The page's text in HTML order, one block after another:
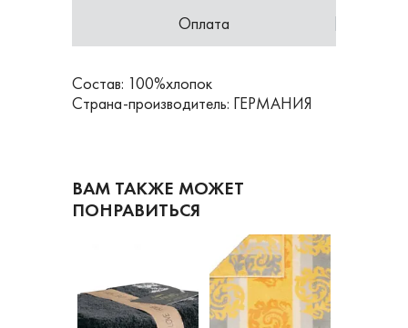
Оплата
Состав: 100%хлопок
Страна-производитель: ГЕРМАНИЯ
ВАМ ТАКЖЕ МОЖЕТ
ПОНРАВИТЬСЯ